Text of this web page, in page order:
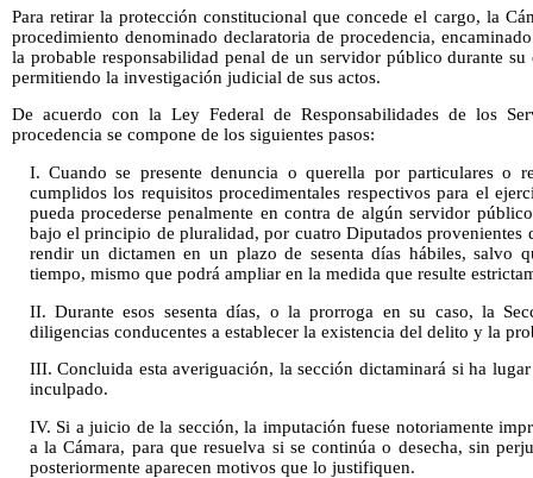
Para retirar la protección constitucional que concede el cargo, la
procedimiento denominado declaratoria de procedencia,
la probable responsabilidad penal de un servidor público durante
permitiendo la investigación judicial de sus actos.
De acuerdo con la Ley Federal de Responsabilidades de los
procedencia se compone de los siguientes pasos:
I. Cuando se presente denuncia o querella por particulares o
cumplidos los requisitos procedimentales respectivos para el
pueda procederse penalmente en contra de algún servidor
bajo el principio de pluralidad, por cuatro Diputados provenientes
rendir un dictamen en un plazo de sesenta días hábiles, salvo
tiempo, mismo que podrá ampliar en la medida que resulte
II. Durante esos sesenta días, o la prorroga en su caso, la
diligencias conducentes a establecer la existencia del delito y la
III. Concluida esta averiguación, la sección dictaminará si ha
inculpado.
IV. Si a juicio de la sección, la imputación fuese notoriamente
a la Cámara, para que resuelva si se continúa o desecha, sin
posteriormente aparecen motivos que lo justifiquen.